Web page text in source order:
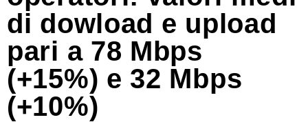
di dowload e upload
pari a 78 Mbps
(+15%) e 32 Mbps
(+10%)